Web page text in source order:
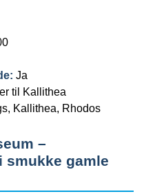
Ja
til Kallithea
Kallithea, Rhodos
–
smukke gamle